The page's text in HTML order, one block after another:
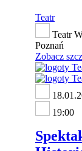
Teatr
Teatr
Poznań
Zobacz
19:00